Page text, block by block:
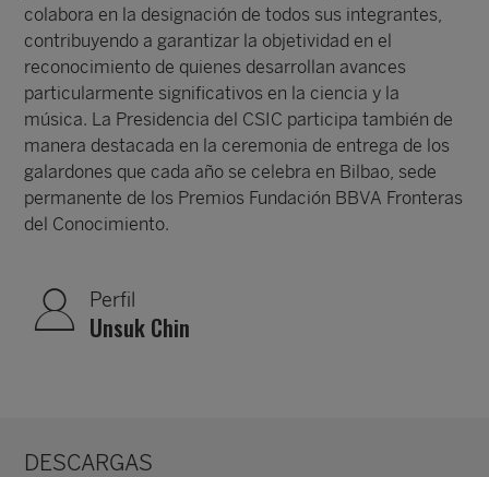
colabora en la designación de todos sus integrantes,
contribuyendo a garantizar la objetividad en el
reconocimiento de quienes desarrollan avances
particularmente significativos en la ciencia y la
música. La Presidencia del CSIC participa también de
manera destacada en la ceremonia de entrega de los
galardones que cada año se celebra en Bilbao, sede
permanente de los Premios Fundación BBVA Fronteras
del Conocimiento.
Perfil
Unsuk Chin
DESCARGAS